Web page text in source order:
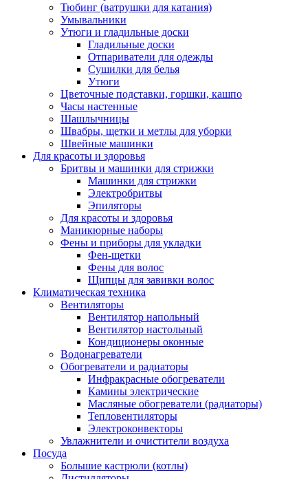
Тюбинг (ватрушки для катания)
Умывальники
Утюги и гладильные доски
Гладильные доски
Отпариватели для одежды
Сушилки для белья
Утюги
Цветочные подставки, горшки, кашпо
Часы настенные
Шашлычницы
Швабры, щетки и метлы для уборки
Швейные машинки
Для красоты и здоровья
Бритвы и машинки для стрижки
Машинки для стрижки
Электробритвы
Эпиляторы
Для красоты и здоровья
Маникюрные наборы
Фены и приборы для укладки
Фен-щетки
Фены для волос
Щипцы для завивки волос
Климатическая техника
Вентиляторы
Вентилятор напольный
Вентилятор настольный
Кондиционеры оконные
Водонагреватели
Обогреватели и радиаторы
Инфракрасные обогреватели
Камины электрические
Масляные обогреватели (радиаторы)
Тепловентиляторы
Электроконвекторы
Увлажнители и очистители воздуха
Посуда
Большие кастрюли (котлы)